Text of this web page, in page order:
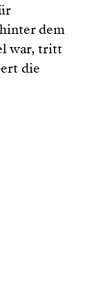
dem
war, tritt
die